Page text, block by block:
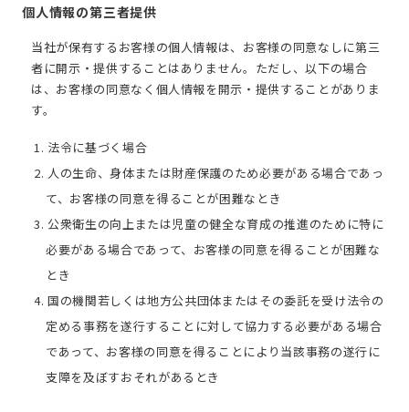
個人情報の第三者提供
当社が保有するお客様の個人情報は、お客様の同意なしに第三
者に開示・提供することはありません。ただし、以下の場合
は、お客様の同意なく個人情報を開示・提供することがありま
す。
1. 法令に基づく場合
2. 人の生命、身体または財産保護のため必要がある場合であっ
て、お客様の同意を得ることが困難なとき
3. 公衆衛生の向上または児童の健全な育成の推進のために特に
必要がある場合であって、お客様の同意を得ることが困難な
とき
4. 国の機関若しくは地方公共団体またはその委託を受け法令の
定める事務を遂行することに対して協力する必要がある場合
であって、お客様の同意を得ることにより当該事務の遂行に
支障を及ぼすおそれがあるとき